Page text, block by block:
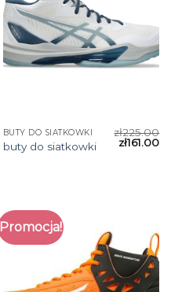
BUTY DO SIATKOWKI
buty do siatkowki
zł225.00
zł161.00
Promocja!